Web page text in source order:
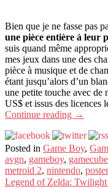
Bien que je ne fasse pas
une pièce entière à leur
suis quand même
mes jeux dans une des
pièce à musique et de
étant jusqu’alors d’un
une petite touche avec de
US$ et issus des licences
Continue reading →
Posted in Game Boy,
avgn, gameboy, gamecube
metroid 2, nintendo,
Legend of Zelda: Twilight